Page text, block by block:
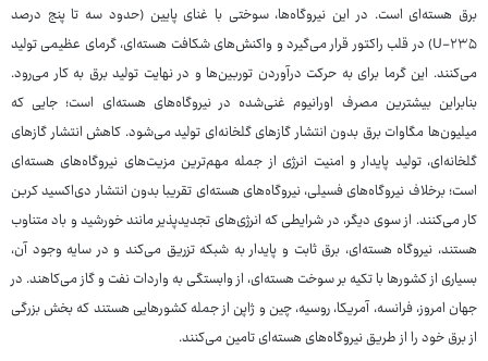
برق هسته‌ای است. در این نیروگاه‌ها، سوختی با غنای پایین (حدود سه تا پنج درصد
U-۲۳۵) در قلب راکتور قرار می‌گیرد و واکنش‌های شکافت هسته‌ای، گرمای عظیمی تولید
می‌کنند. این گرما برای به حرکت درآوردن توربین‌ها و در نهایت تولید برق به کار می‌رود.
بنابراین بیشترین مصرف اورانیوم غنی‌شده در نیروگاه‌های هسته‌ای است؛ جایی که
میلیون‌ها مگاوات برق بدون انتشار گازهای گلخانه‌ای تولید می‌شود. کاهش انتشار گازهای
گلخانه‌ای، تولید پایدار و امنیت انرژی از جمله مهم‌ترین مزیت‌های نیروگاه‌های هسته‌ای
است؛ برخلاف نیروگاه‌های فسیلی، نیروگاه‌های هسته‌ای تقریبا بدون انتشار دی‌اکسید کربن
کار می‌کنند. از سوی دیگر، در شرایطی که انرژی‌های تجدیدپذیر مانند خورشید و باد متناوب
هستند، نیروگاه هسته‌ای، برق ثابت و پایدار به شبکه تزریق می‌کند و در سایه وجود آن،
بسیاری از کشورها با تکیه بر سوخت هسته‌ای، از وابستگی به واردات نفت و گاز می‌کاهند. در
جهان امروز، فرانسه، آمریکا، روسیه، چین و ژاپن از جمله کشورهایی هستند که بخش بزرگی
از برق خود را از طریق نیروگاه‌های هسته‌ای تامین می‌کنند.